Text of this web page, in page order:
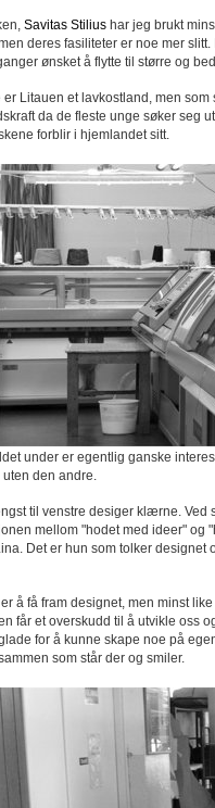
Savitas Stiliushar jeg brukt
deres fasiliteter er noe mer
ønsket å flytte til større og
er Litauen et lavkostland, men
da de fleste unge søker seg
forblir i hjemlandet sitt.
under er egentlig ganske
den andre.
til venstre desiger klærne. Ved
mellom "hodet med ideer" og
Det er hun som tolker designet
å få fram designet, men minst
får et overskudd til å utvikle
for å kunne skape noe på
som står der og smiler.